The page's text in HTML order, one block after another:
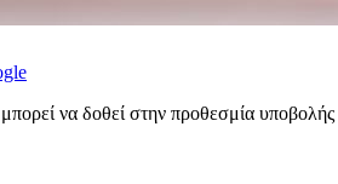
να δοθεί στην προθεσμία υποβολής